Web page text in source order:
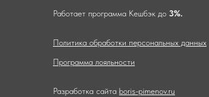
Работает программа Кешбэк до 3%.
Политика обработки персональных данных
Программа лояльности
Разработка сайта boris-pimenov.ru